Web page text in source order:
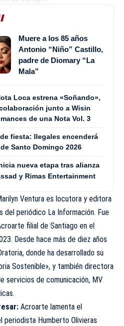
Muere a los 85 años
Antonio “Niño” Castillo,
padre de Diomary “La
Mala”
Loca estrena «Soñando»,
junto a Wisin
de una Nota Vol. 3
fiesta: Ilegales encenderá
Santo Domingo 2026
nueva etapa tras alianza
y Rimas Entertainment
Ventura es locutora y editora
del periódico La Información. Fue
filial de Santiago en el
Desde hace más de diez años
donde ha desarrollado su
Sostenible», y también directora
servicios de comunicación, MV
Acroarte lamenta el
periodista Humberto Olivieras